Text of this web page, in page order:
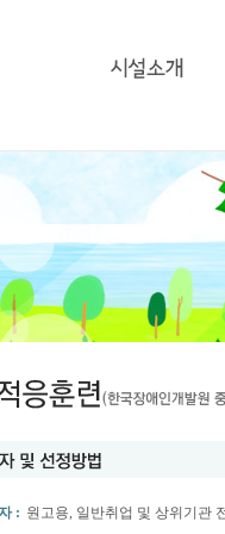
: 원고용, 일반취업 및 상위기관